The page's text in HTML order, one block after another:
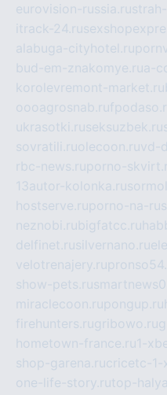
eurovision-russia.ru
itrack-24.ru
alabuga-cityhotel.ru
bud-em-znakomye.rua-
korolevremont-market.ru
oooagrosnab.ru
ukrasotki.ruseksuzbek.ru
sovratili.ruolecoon.ruvd-
rbc-news.ruporno-
13autor-kolonka.ru
hostserve.ruporno-na-
neznobi.rubigfatcc.ru
delfinet.rusilvernano.ru
velotrenajery.ru
show-pets.ru
miraclecoon.rupongup.ru
firehunters.rugribowo.ru
hometown-france.ru1-
shop-garena.rucricetc-1-
one-life-story.rutop-